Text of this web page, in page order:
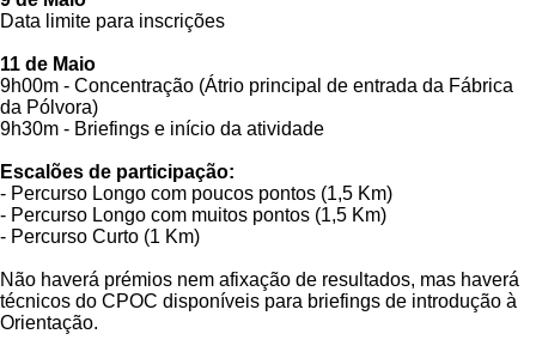
Data limite para inscrições
11 de Maio
9h00m - Concentração (Átrio principal de entrada da Fábrica
da Pólvora)
9h30m - Briefings e início da atividade
Escalões de participação:
- Percurso Longo com poucos pontos (1,5 Km)
- Percurso Longo com muitos pontos (1,5 Km)
- Percurso Curto (1 Km)
Não haverá prémios nem afixação de resultados, mas haverá
técnicos do CPOC disponíveis para briefings de introdução à
Orientação.